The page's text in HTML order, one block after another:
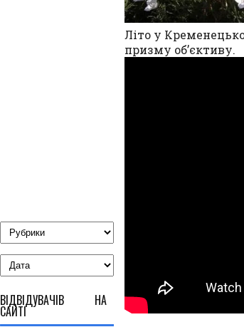
Літо у
призму об’єктиву.
ВІДВІДУВАЧІВ НА
САЙТІ